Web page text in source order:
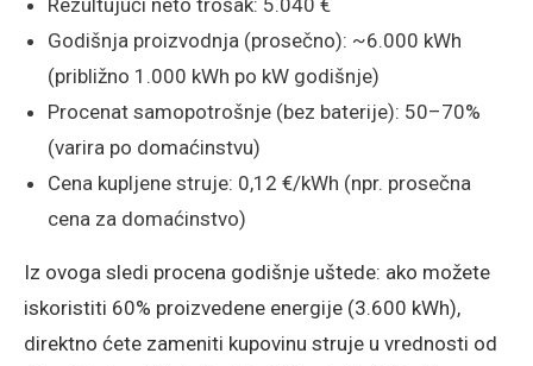
Rezultujući neto trošak: 5.040 €
Godišnja proizvodnja (prosečno): ~6.000 kWh
(približno 1.000 kWh po kW godišnje)
Procenat samopotrošnje (bez baterije): 50–70%
(varira po domaćinstvu)
Cena kupljene struje: 0,12 €/kWh (npr. prosečna
cena za domaćinstvo)
Iz ovoga sledi procena godišnje uštede: ako možete
iskoristiti 60% proizvedene energije (3.600 kWh),
direktno ćete zameniti kupovinu struje u vrednosti od